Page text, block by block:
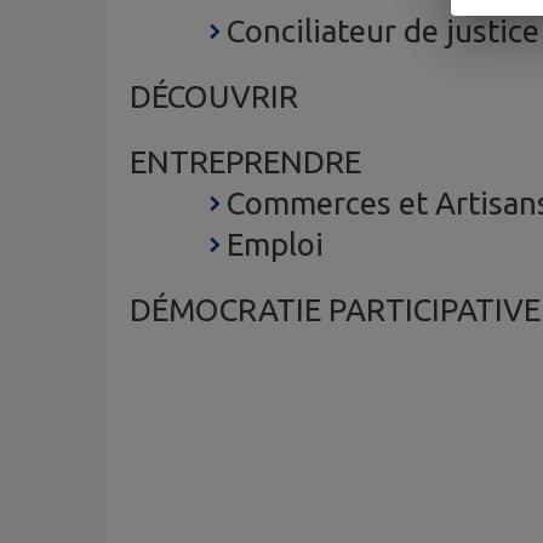
Conciliateur de justice
DÉCOUVRIR
ENTREPRENDRE
Commerces et
Emploi
DÉMOCRATIE PARTICIPATIVE